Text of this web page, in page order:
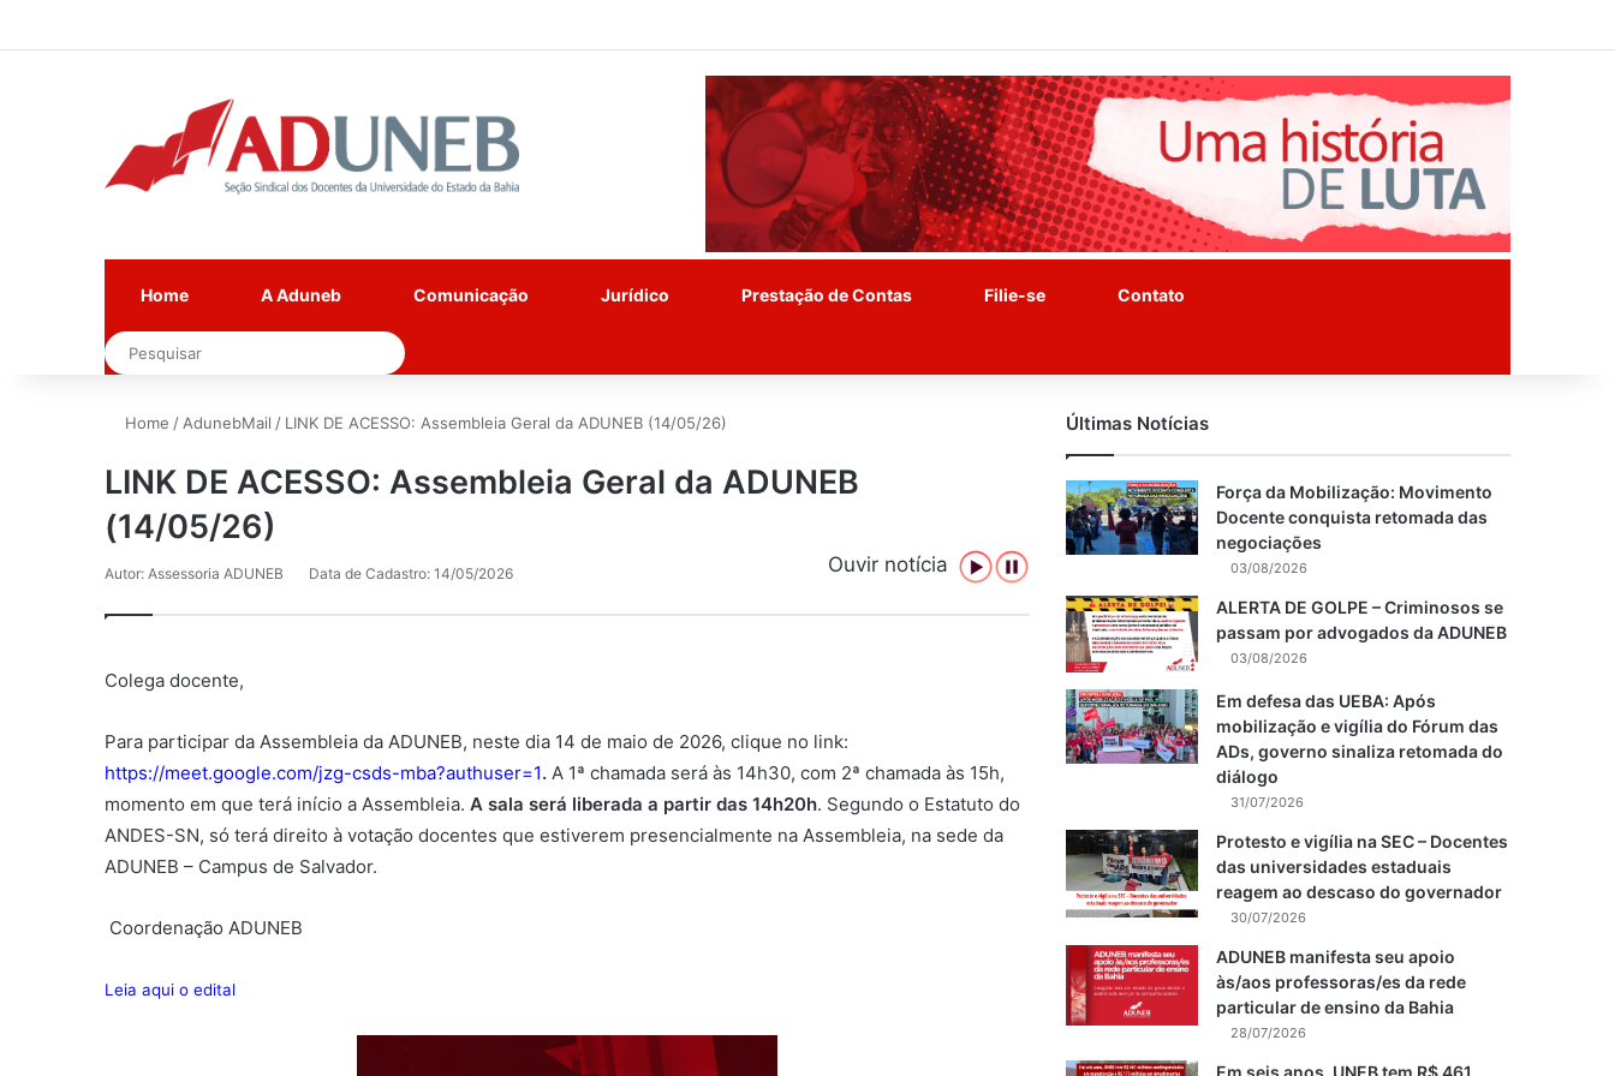
Home A Aduneb Comunicação Jurídico Prestação de Contas Filie-se Contato
Pesquisar
Home / AdunebMail / LINK DE ACESSO: Assembleia Geral da ADUNEB (14/05/26)
LINK DE ACESSO: Assembleia Geral da ADUNEB
(14/05/26)
Ouvir notícia
Autor: Assessoria ADUNEB Data de Cadastro: 14/05/2026
Colega docente,
Para participar da Assembleia da ADUNEB, neste dia 14 de maio de 2026, clique no link:
https://meet.google.com/jzg-csds-mba?authuser=1. A 1ª chamada será às 14h30, com 2ª chamada às 15h,
momento em que terá início a Assembleia. A sala será liberada a partir das 14h20h. Segundo o Estatuto do
ANDES-SN, só terá direito à votação docentes que estiverem presencialmente na Assembleia, na sede da
ADUNEB – Campus de Salvador.
Coordenação ADUNEB
Leia aqui o edital
Últimas Notícias
Força da Mobilização: Movimento
Docente conquista retomada das
negociações
03/08/2026
ALERTA DE GOLPE – Criminosos se
passam por advogados da ADUNEB
03/08/2026
Em defesa das UEBA: Após
mobilização e vigília do Fórum das
ADs, governo sinaliza retomada do
diálogo
31/07/2026
Protesto e vigília na SEC – Docentes
das universidades estaduais
reagem ao descaso do governador
30/07/2026
ADUNEB manifesta seu apoio
às/aos professoras/es da rede
particular de ensino da Bahia
28/07/2026
Em seis anos, UNEB tem R$ 461